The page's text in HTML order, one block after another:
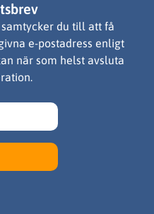
samtycker du till att få
e-postadress enligt
när som helst avsluta